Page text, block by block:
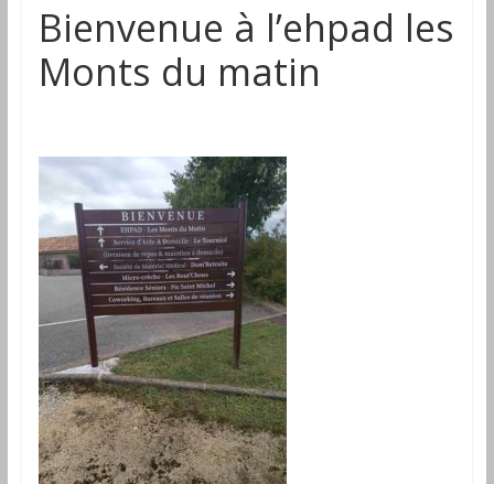
dans
Drôme
Bienvenue à l’ehpad les
Monts du matin